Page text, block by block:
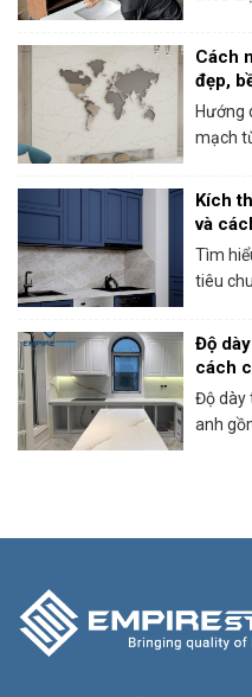
Cách
đẹp,
Hướng
mạch
Kích
và
Tìm
tiêu
Độ
cách
Độ dày
anh